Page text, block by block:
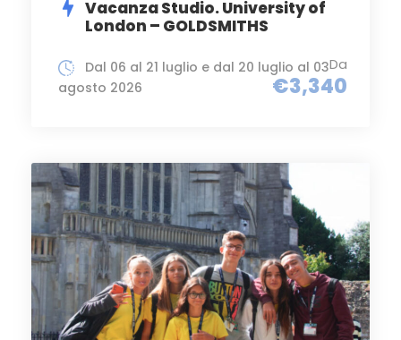
Vacanza Studio. University of
London – GOLDSMITHS
Da
€3,340
Dal 06 al 21 luglio e dal 20 luglio al 03
agosto 2026